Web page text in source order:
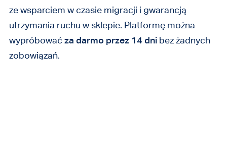
ze wsparciem w czasie migracji i gwarancją
utrzymania ruchu w sklepie. Platformę można
wypróbowaćza darmo przez 14 dnibez żadnych
zobowiązań.